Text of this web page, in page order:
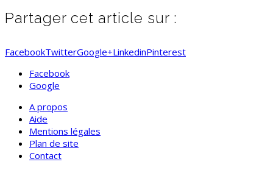
Partager cet article sur :
FacebookTwitterGoogle+LinkedinPinterest
Facebook
Google
A propos
Aide
Mentions légales
Plan de site
Contact